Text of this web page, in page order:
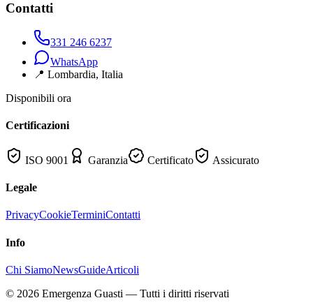
Contatti
331 246 6237
WhatsApp
📍 Lombardia, Italia
Disponibili ora
Certificazioni
ISO 9001 Garanzia Certificato Assicurato
Legale
PrivacyCookieTerminiContatti
Info
Chi SiamoNewsGuideArticoli
© 2026 Emergenza Guasti — Tutti i diritti riservati